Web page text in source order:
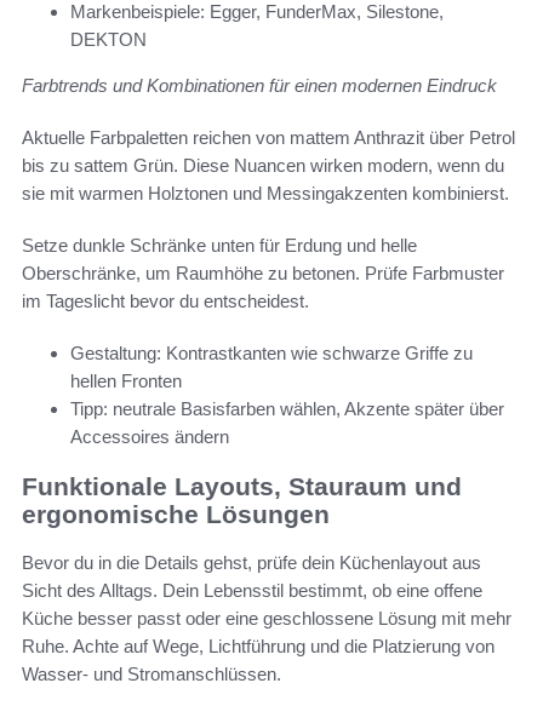
Markenbeispiele: Egger, FunderMax, Silestone,
DEKTON
Farbtrends und Kombinationen für einen modernen Eindruck
Aktuelle Farbpaletten reichen von mattem Anthrazit über Petrol
bis zu sattem Grün. Diese Nuancen wirken modern, wenn du
sie mit warmen Holztonen und Messingakzenten kombinierst.
Setze dunkle Schränke unten für Erdung und helle
Oberschränke, um Raumhöhe zu betonen. Prüfe Farbmuster
im Tageslicht bevor du entscheidest.
Gestaltung: Kontrastkanten wie schwarze Griffe zu
hellen Fronten
Tipp: neutrale Basisfarben wählen, Akzente später über
Accessoires ändern
Funktionale Layouts, Stauraum und
ergonomische Lösungen
Bevor du in die Details gehst, prüfe dein Küchenlayout aus
Sicht des Alltags. Dein Lebensstil bestimmt, ob eine offene
Küche besser passt oder eine geschlossene Lösung mit mehr
Ruhe. Achte auf Wege, Lichtführung und die Platzierung von
Wasser- und Stromanschlüssen.